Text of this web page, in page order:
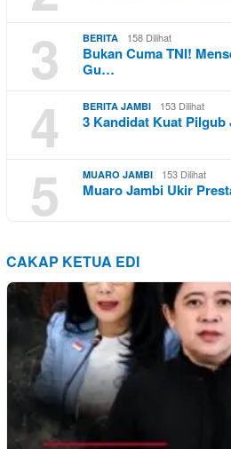
3 BERITA 158 Dilihat
Bukan Cuma TNI!
Gu…
4 BERITA JAMBI 153 Dilihat
3 Kandidat Kuat
5 MUARO JAMBI 153 Dilihat
Muaro Jambi Ukir
CAKAP KETUA EDI